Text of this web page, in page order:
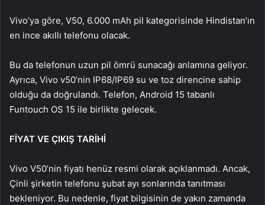
Vivo’ya göre, V50, 6.000 mAh pil kategorisinde Hindistan’ın
en ince akıllı telefonu olacak.
Bu da telefonun uzun pil ömrü sunacağı anlamına geliyor.
Ayrıca, Vivo v50’nin IP68/IP69 su ve toz direncine sahip
olduğu da doğrulandı. Telefon, Android 15 tabanlı
Funtouch OS 15 ile birlikte gelecek.
FİYAT VE ÇIKIŞ TARİHİ
Vivo V50’nin fiyatı henüz resmi olarak açıklanmadı. Ancak,
Çinli şirketin telefonu şubat ayı sonlarında tanıtması
bekleniyor. Bu nedenle, fiyat bilgisinin de yakın zamanda